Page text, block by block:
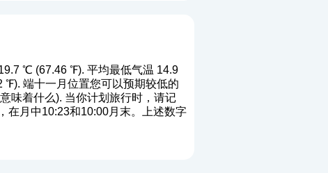
℃ (67.46 ℉). 平均最低气温 14.9
端十一月位置您可以预期较低的
味着什么). 当你计划旅行时，请记
在月中10:23和10:00月末。上述数字